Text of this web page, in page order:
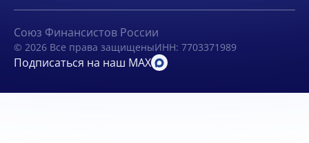
Союз Финансистов России
© 2026 Все права защищеныИНН: 7703371989
Подписаться на наш MAX